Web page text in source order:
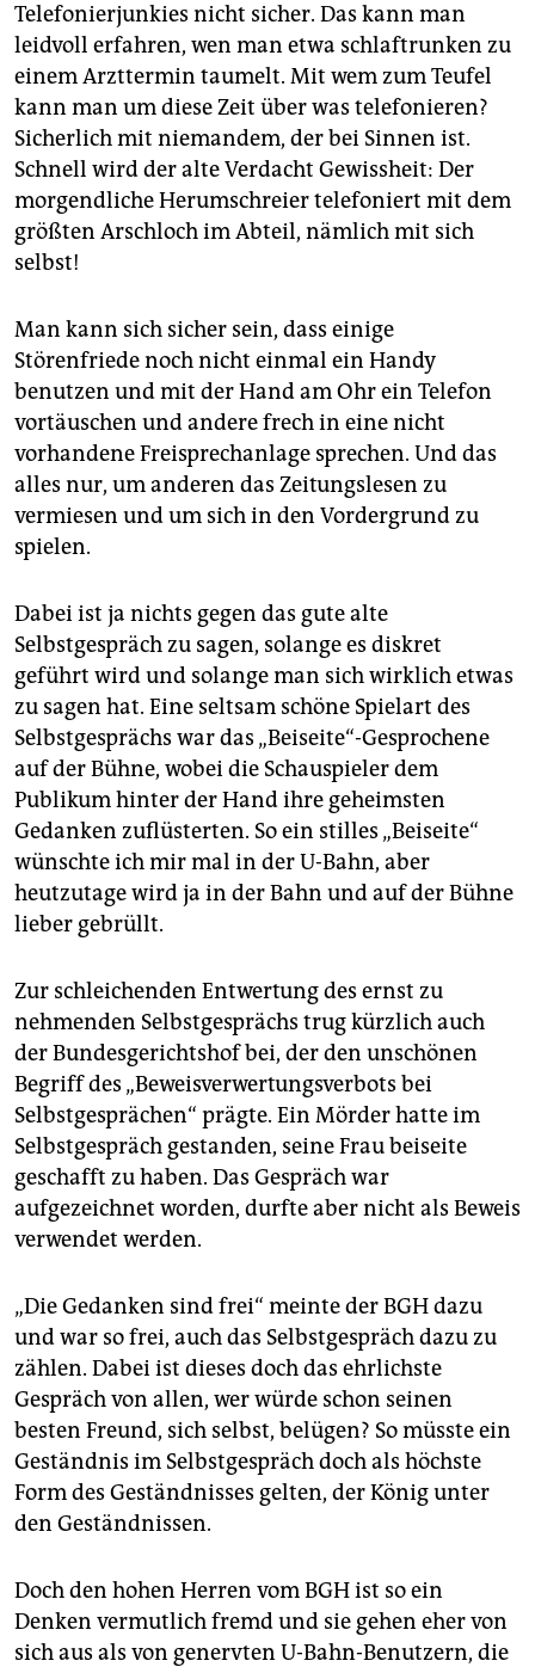
Telefonierjunkies nicht sicher. Das kann man
leidvoll erfahren, wen man etwa schlaftrunken zu
einem Arzttermin taumelt. Mit wem zum Teufel
kann man um diese Zeit über was telefonieren?
Sicherlich mit niemandem, der bei Sinnen ist.
Schnell wird der alte Verdacht Gewissheit: Der
morgendliche Herumschreier telefoniert mit dem
größten Arschloch im Abteil, nämlich mit sich
selbst!
Man kann sich sicher sein, dass einige
Störenfriede noch nicht einmal ein Handy
benutzen und mit der Hand am Ohr ein Telefon
vortäuschen und andere frech in eine nicht
vorhandene Freisprechanlage sprechen. Und das
alles nur, um anderen das Zeitungslesen zu
vermiesen und um sich in den Vordergrund zu
spielen.
Dabei ist ja nichts gegen das gute alte
Selbstgespräch zu sagen, solange es diskret
geführt wird und solange man sich wirklich etwas
zu sagen hat. Eine seltsam schöne Spielart des
Selbstgesprächs war das „Beiseite“-Gesprochene
auf der Bühne, wobei die Schauspieler dem
Publikum hinter der Hand ihre geheimsten
Gedanken zuflüsterten. So ein stilles „Beiseite“
wünschte ich mir mal in der U-Bahn, aber
heutzutage wird ja in der Bahn und auf der Bühne
lieber gebrüllt.
Zur schleichenden Entwertung des ernst zu
nehmenden Selbstgesprächs trug kürzlich auch
der Bundesgerichtshof bei, der den unschönen
Begriff des „Beweisverwertungsverbots bei
Selbstgesprächen“ prägte. Ein Mörder hatte im
Selbstgespräch gestanden, seine Frau beiseite
geschafft zu haben. Das Gespräch war
aufgezeichnet worden, durfte aber nicht als Beweis
verwendet werden.
„Die Gedanken sind frei“ meinte der BGH dazu
und war so frei, auch das Selbstgespräch dazu zu
zählen. Dabei ist dieses doch das ehrlichste
Gespräch von allen, wer würde schon seinen
besten Freund, sich selbst, belügen? So müsste ein
Geständnis im Selbstgespräch doch als höchste
Form des Geständnisses gelten, der König unter
den Geständnissen.
Doch den hohen Herren vom BGH ist so ein
Denken vermutlich fremd und sie gehen eher von
sich aus als von genervten U-Bahn-Benutzern, die